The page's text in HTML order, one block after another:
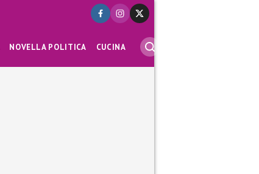
NOVELLA POLITICA CUCINA